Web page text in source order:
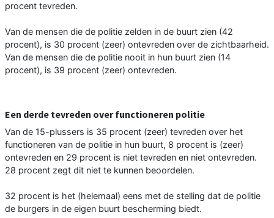
procent tevreden.
Van de mensen die de politie zelden in de buurt zien (42
procent), is 30 procent (zeer) ontevreden over de zichtbaarheid.
Van de mensen die de politie nooit in hun buurt zien (14
procent), is 39 procent (zeer) ontevreden.
Een derde tevreden over functioneren politie
Van de 15-plussers is 35 procent (zeer) tevreden over het
functioneren van de politie in hun buurt, 8 procent is (zeer)
ontevreden en 29 procent is niet tevreden en niet ontevreden.
28 procent zegt dit niet te kunnen beoordelen.
32 procent is het (helemaal) eens met de stelling dat de politie
de burgers in de eigen buurt bescherming biedt.